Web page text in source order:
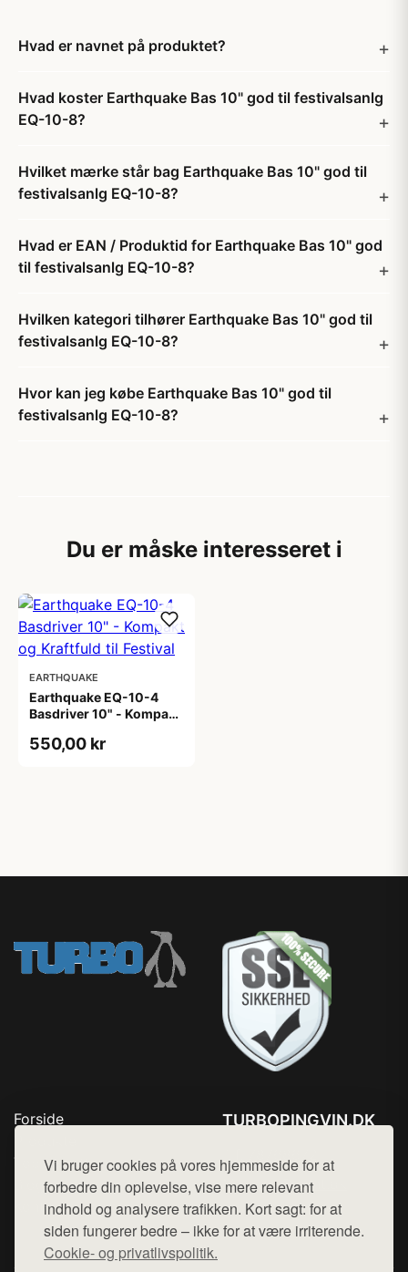
Vi bruger cookies på vores hjemmeside for at
forbedre din oplevelse, vise mere relevant
indhold og analysere trafikken. Kort sagt: for at
siden fungerer bedre – ikke for at være irriterende.
Cookie- og privatlivspolitik.
Hvad er navnet på produktet?
Hvad koster Earthquake Bas 10" god til festivalsanlg
EQ-10-8?
Hvilket mærke står bag Earthquake Bas 10" god til
festivalsanlg EQ-10-8?
Hvad er EAN / Produktid for Earthquake Bas 10" god
til festivalsanlg EQ-10-8?
Hvilken kategori tilhører Earthquake Bas 10" god til
festivalsanlg EQ-10-8?
Hvor kan jeg købe Earthquake Bas 10" god til
festivalsanlg EQ-10-8?
Du er måske interesseret i
EARTHQUAKE
Earthquake EQ-10-4
Basdriver 10" - Kompakt
550,00 kr
Forside
Top Rabatter
Blog
Kontakt
TURBOPINGVIN.DK
Mail: hej@want.dk
Cookie- og privatlivspolitik